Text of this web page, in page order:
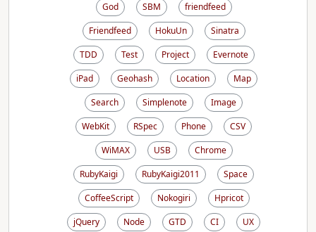
God
SBM
friendfeed
Friendfeed
HokuUn
Sinatra
TDD
Test Project
Evernote
iPad
Geohash Location
Map
Search
Simplenote
Image
WebKit
RSpec Phone
CSV
WiMAX
USB
Chrome
RubyKaigi
RubyKaigi2011
Space
CoffeeScript
Nokogiri
Hpricot
jQuery
Node GTD CI
UX